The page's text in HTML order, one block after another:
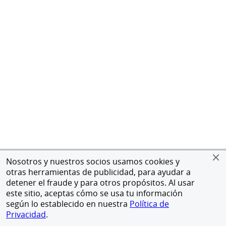
Nosotros y nuestros socios usamos cookies y
otras herramientas de publicidad, para ayudar a
detener el fraude y para otros propósitos. Al usar
este sitio, aceptas cómo se usa tu información
según lo establecido en nuestra Política de
Privacidad.